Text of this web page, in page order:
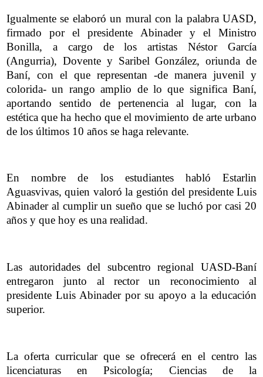
Igualmente se elaboró un mural con la palabra UASD,
firmado por el presidente Abinader y el Ministro
Bonilla, a cargo de los artistas Néstor García
(Angurria), Dovente y Saribel González, oriunda de
Baní, con el que representan -de manera juvenil y
colorida- un rango amplio de lo que significa Baní,
aportando sentido de pertenencia al lugar, con la
estética que ha hecho que el movimiento de arte urbano
de los últimos 10 años se haga relevante.
En nombre de los estudiantes habló Estarlin
Aguasvivas, quien valoró la gestión del presidente Luis
Abinader al cumplir un sueño que se luchó por casi 20
años y que hoy es una realidad.
Las autoridades del subcentro regional UASD-Baní
entregaron junto al rector un reconocimiento al
presidente Luis Abinader por su apoyo a la educación
superior.
La oferta curricular que se ofrecerá en el centro las
licenciaturas en Psicología; Ciencias de la